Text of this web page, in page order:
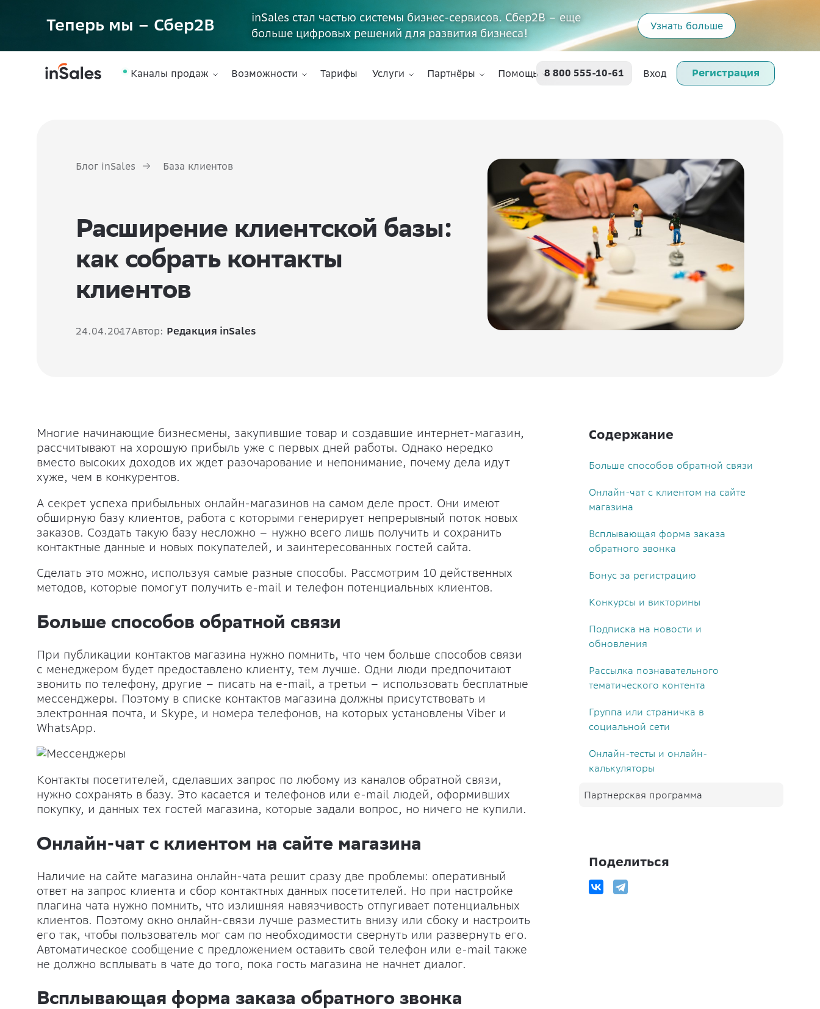
Теперь мы – Сбер2B
inSales стал частью системы бизнес-сервисов. Сбер2В – еще
больше цифровых решений для развития бизнеса!
Узнать больше
Каналы продаж Возможности Тарифы Услуги Партнёры Помощь 8 800 555-10-61 Вход Регистрация
Блог inSales База клиентов
Расширение клиентской базы:
как собрать контакты
клиентов
24.04.2017Автор: Редакция inSales
Многие начинающие бизнесмены, закупившие товар и создавшие интернет-магазин,
рассчитывают на хорошую прибыль уже с первых дней работы. Однако нередко
вместо высоких доходов их ждет разочарование и непонимание, почему дела идут
хуже, чем в конкурентов.
А секрет успеха прибыльных онлайн-магазинов на самом деле прост. Они имеют
обширную базу клиентов, работа с которыми генерирует непрерывный поток новых
заказов. Создать такую базу несложно – нужно всего лишь получить и сохранить
контактные данные и новых покупателей, и заинтересованных гостей сайта.
Сделать это можно, используя самые разные способы. Рассмотрим 10 действенных
методов, которые помогут получить e-mail и телефон потенциальных клиентов.
Больше способов обратной связи
При публикации контактов магазина нужно помнить, что чем больше способов связи
с менеджером будет предоставлено клиенту, тем лучше. Одни люди предпочитают
звонить по телефону, другие – писать на e-mail, а третьи – использовать бесплатные
мессенджеры. Поэтому в списке контактов магазина должны присутствовать и
электронная почта, и Skype, и номера телефонов, на которых установлены Viber и
WhatsApp.
Контакты посетителей, сделавших запрос по любому из каналов обратной связи,
нужно сохранять в базу. Это касается и телефонов или e-mail людей, оформивших
покупку, и данных тех гостей магазина, которые задали вопрос, но ничего не купили.
Онлайн-чат с клиентом на сайте магазина
Наличие на сайте магазина онлайн-чата решит сразу две проблемы: оперативный
ответ на запрос клиента и сбор контактных данных посетителей. Но при настройке
плагина чата нужно помнить, что излишняя навязчивость отпугивает потенциальных
клиентов. Поэтому окно онлайн-связи лучше разместить внизу или сбоку и настроить
его так, чтобы пользователь мог сам по необходимости свернуть или развернуть его.
Автоматическое сообщение с предложением оставить свой телефон или e-mail также
не должно всплывать в чате до того, пока гость магазина не начнет диалог.
Всплывающая форма заказа обратного звонка
Содержание
Больше способов обратной связи
Онлайн-чат с клиентом на сайте
магазина
Всплывающая форма заказа
обратного звонка
Бонус за регистрацию
Конкурсы и викторины
Подписка на новости и
обновления
Рассылка познавательного
тематического контента
Группа или страничка в
социальной сети
Онлайн-тесты и онлайн-
калькуляторы
Партнерская программа
Поделиться